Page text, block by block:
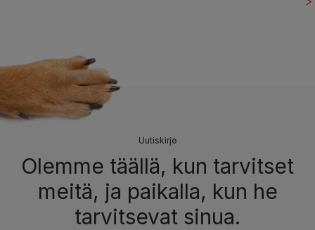
Uutiskirje
Olemme täällä, kun tarvitset
meitä, ja paikalla, kun he
tarvitsevat sinua.